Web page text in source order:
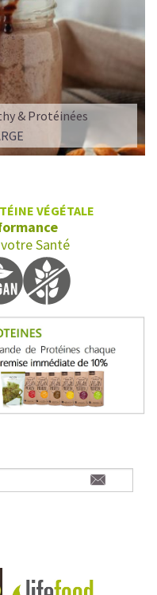
& Protéinées
VÉGÉTALE
Santé